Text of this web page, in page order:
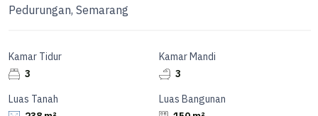
Pedurungan, Semarang
Kamar Tidur
3
Kamar Mandi
3
Luas Tanah
Luas Bangunan